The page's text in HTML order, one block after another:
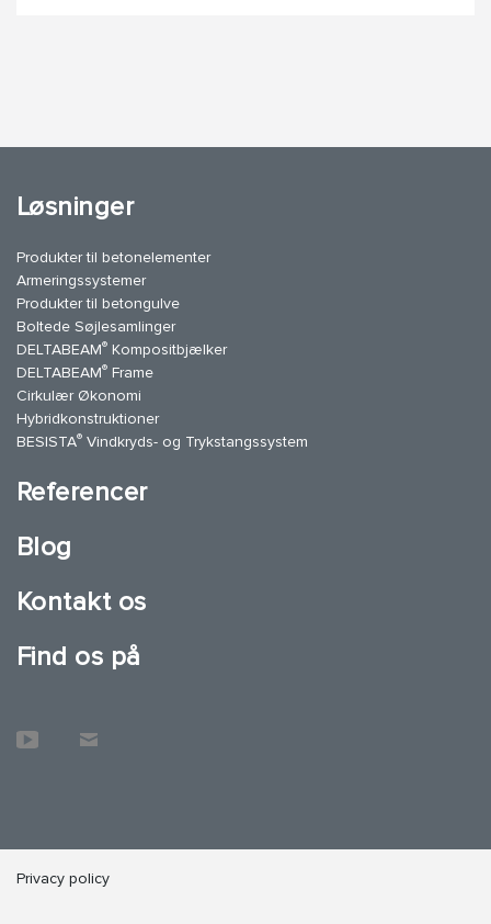
Løsninger
Produkter til betonelementer
Armeringssystemer
Produkter til betongulve
Boltede Søjlesamlinger
DELTABEAM® Kompositbjælker
DELTABEAM® Frame
Cirkulær Økonomi
Hybridkonstruktioner
BESISTA® Vindkryds- og Trykstangssystem
Referencer
Blog
Kontakt os
Find os på
Privacy policy